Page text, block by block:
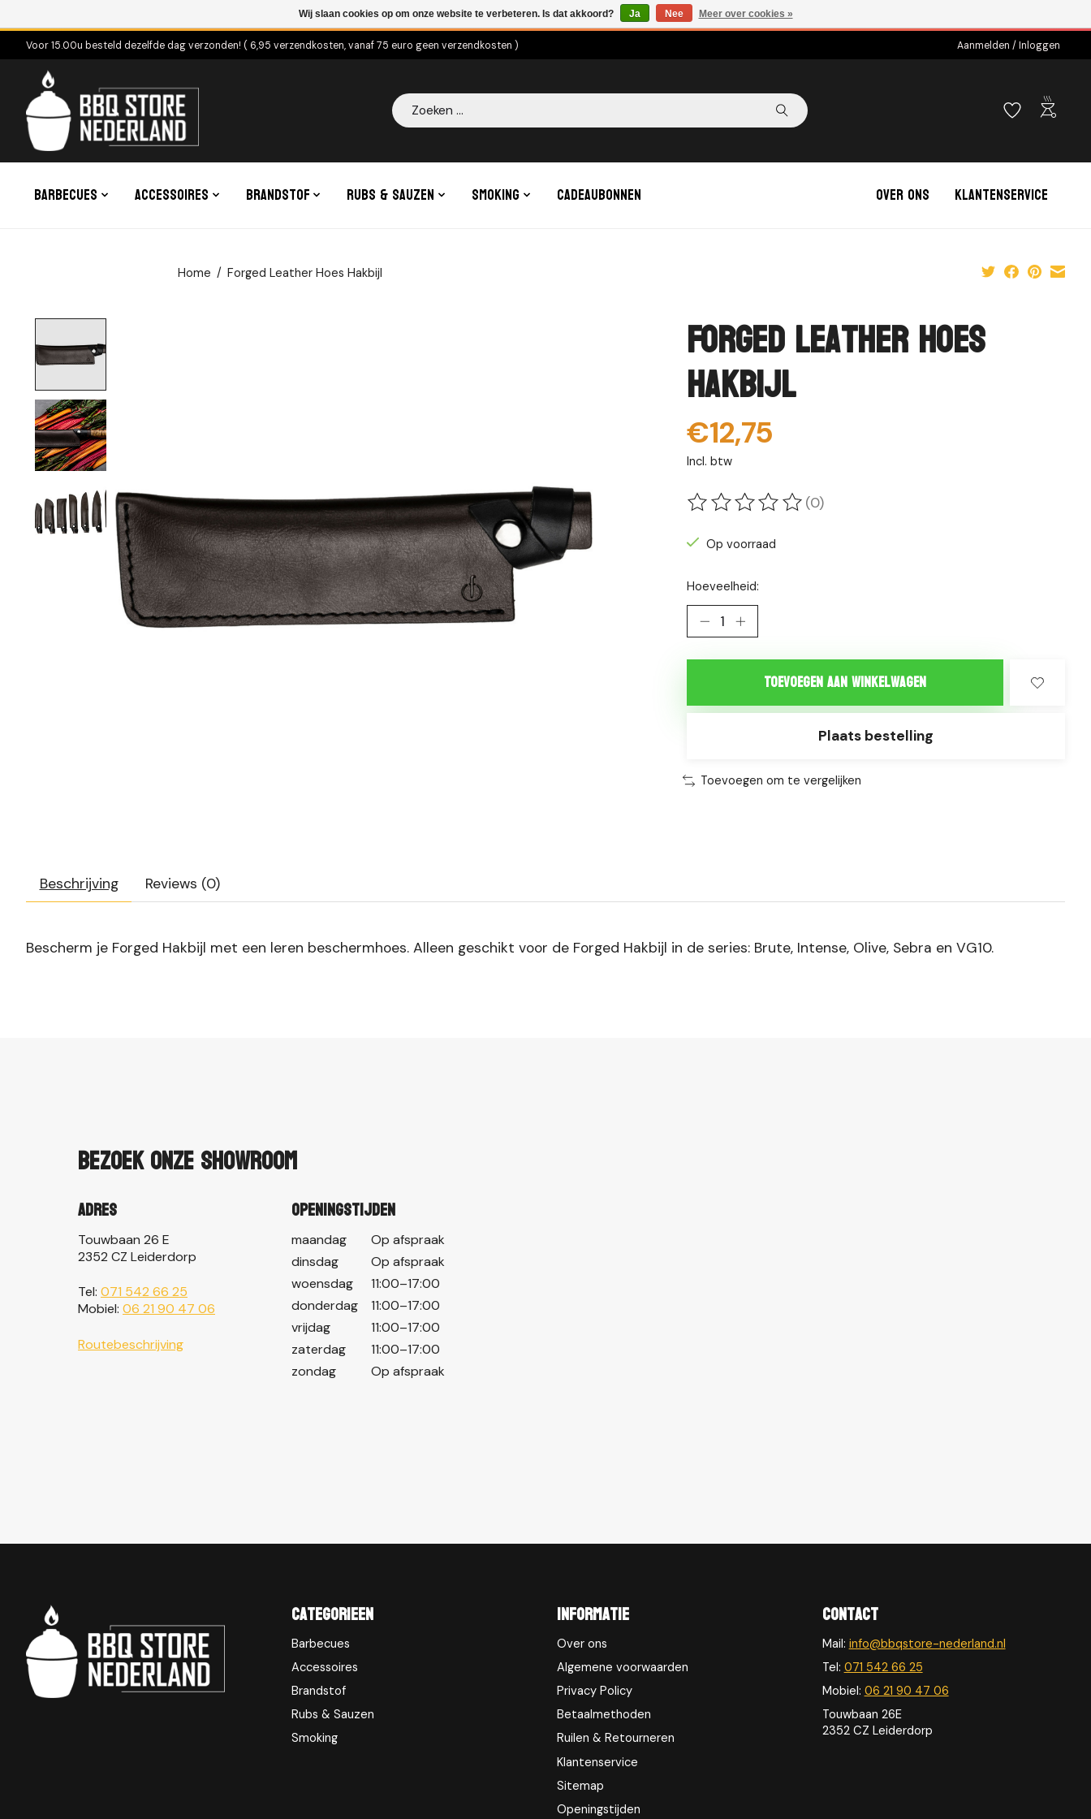
Voor 15.00u besteld dezelfde dag verzonden! ( 6,95 verzendkosten, vanaf 75 euro geen verzendkosten ) Aanmelden / Inloggen
Zoeken outdoor_grill
Barbecues Accessoires Brandstof Rubs & Sauzen Smoking Cadeaubonnen Over ons Klantenservice
Home / Forged Leather Hoes Hakbijl
Forged Leather Hoes
Hakbijl
€12,75
Incl. btw
De beoordeling van dit product is
(0)
Op voorraad
Hoeveelheid:
Toevoegen aan winkelwagen
Plaats bestelling
Toevoegen om te vergelijken
Beschrijving Reviews (0)
Bescherm je Forged Hakbijl met een leren beschermhoes. Alleen geschikt voor de Forged Hakbijl in de series: Brute, Intense, Olive, Sebra en VG10.
Bezoek onze showroom
Adres
Touwbaan 26 E
2352 CZ Leiderdorp
Tel: 071 542 66 25
Mobiel: 06 21 90 47 06
Routebeschrijving
Openingstijden
maandag
Op afspraak
dinsdag
Op afspraak
woensdag
11:00–17:00
donderdag
11:00–17:00
vrijdag
11:00–17:00
zaterdag
11:00–17:00
zondag
Op afspraak
Categorieen
Barbecues
Accessoires
Brandstof
Rubs & Sauzen
Smoking
Informatie
Over ons
Algemene voorwaarden
Privacy Policy
Betaalmethoden
Ruilen & Retourneren
Klantenservice
Sitemap
Openingstijden
Contact
Mail: info@bbqstore-nederland.nl
Tel: 071 542 66 25
Mobiel: 06 21 90 47 06
Touwbaan 26E
2352 CZ Leiderdorp
Wij slaan cookies op om onze website te verbeteren. Is dat akkoord? Ja Nee Meer over cookies »